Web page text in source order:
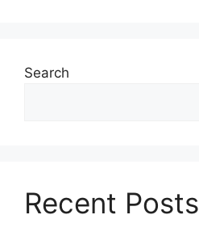
Search
Recent Posts